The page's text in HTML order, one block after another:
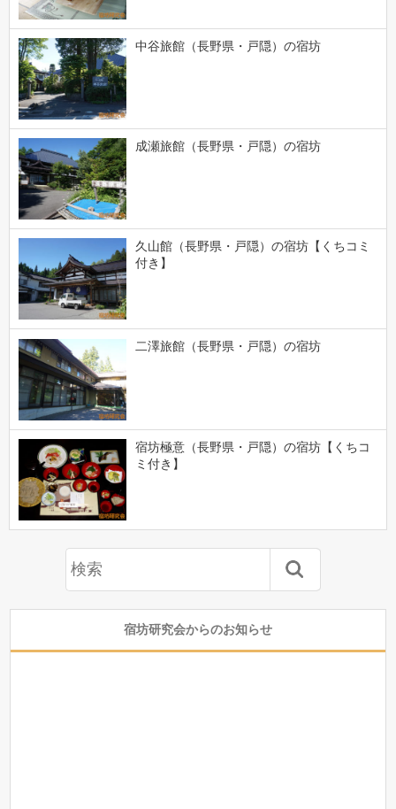
中谷旅館（長野県・戸隠）の宿坊
成瀬旅館（長野県・戸隠）の宿坊
久山館（長野県・戸隠）の宿坊【くちコミ
付き】
二澤旅館（長野県・戸隠）の宿坊
宿坊極意（長野県・戸隠）の宿坊【くちコ
ミ付き】
宿坊研究会からのお知らせ